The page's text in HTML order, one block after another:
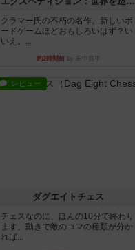
クラマー氏の不朽の名作。新しいボ
ードゲームほどおもしろいはず？い
いえ。...
約2時間前by 田中昌平
レビュー
ダグエイトチェス
チェスなのに、ほんの10分で終わり
ます。動きで敵のコマの種類が分か
れば...